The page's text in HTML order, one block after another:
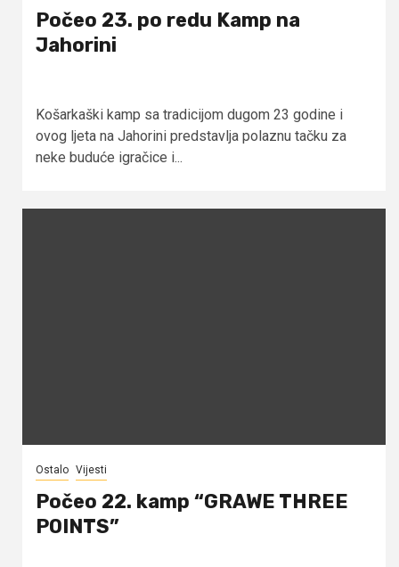
Počeo 23. po redu Kamp na
Jahorini
Košarkaški kamp sa tradicijom dugom 23 godine i
ovog ljeta na Jahorini predstavlja polaznu tačku za
neke buduće igračice i...
Ostalo Vijesti
Počeo 22. kamp “GRAWE THREE
POINTS”